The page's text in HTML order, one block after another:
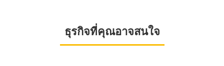
ธุรกิจที่คุณอาจสนใจ